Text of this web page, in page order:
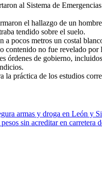
al Sistema de
el hallazgo de un
tendido sobre el suelo.
pocos metros un costal
no fue revelado por
órdenes de gobierno,
práctica de los estudios
armas y droga en León y
sin acreditar en carretera